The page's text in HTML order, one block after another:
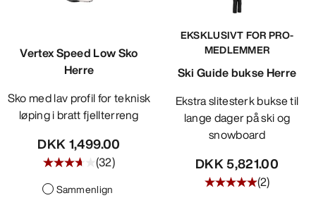
Vertex Speed Low Sko
Herre
Sko med lav profil for teknisk
løping i bratt fjellterreng
DKK 1,499.00
(32)
Sammenlign
EKSKLUSIVT FOR PRO-
MEDLEMMER
Ski Guide bukse Herre
Ekstra slitesterk bukse til
lange dager på ski og
snowboard
DKK 5,821.00
(2)